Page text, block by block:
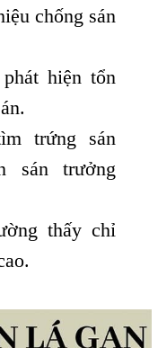
chống sán
hiện tổn
trứng sán
sán trưởng
thấy chỉ